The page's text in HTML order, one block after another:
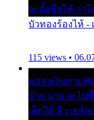
จะตั้งชื่อให้ ว่าไ
บัวทองร้องไห้ -
115 views •
พ่อส่งเงินสาม
บ๊าย บาย จะไป
เด็กใต้ ลีวายส์อ